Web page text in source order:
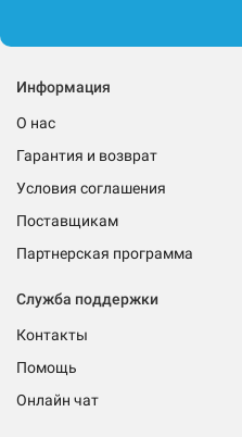
Информация
О нас
Гарантия и возврат
Условия соглашения
Поставщикам
Партнерская программа
Служба поддержки
Контакты
Помощь
Онлайн чат